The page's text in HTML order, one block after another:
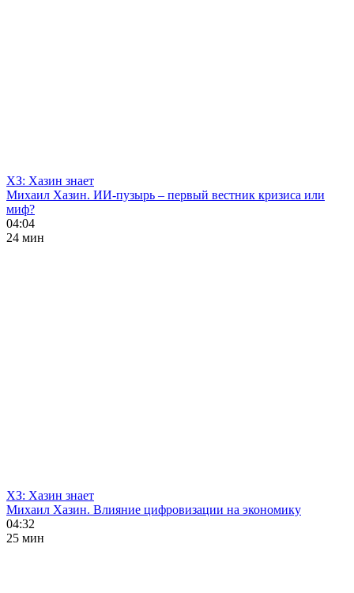
ХЗ: Хазин знает
Михаил Хазин. ИИ-пузырь – первый вестник кризиса или
миф?
04:04
24 мин
ХЗ: Хазин знает
Михаил Хазин. Влияние цифровизации на экономику
04:32
25 мин